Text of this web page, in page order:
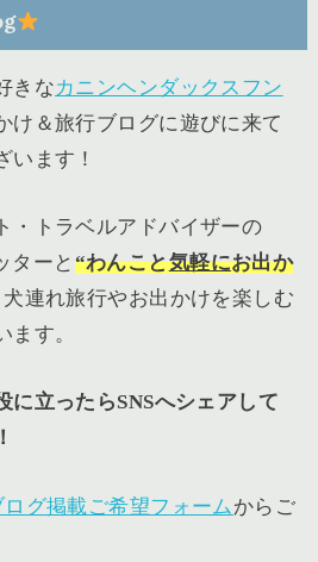
きなカニンヘンダックスフン
け＆旅行ブログに遊びに来て
います！
・トラベルアドバイザーの
ターと “わんこと気軽にお出か
連れ旅行やお出かけを楽しむ
ます。
に立ったらSNSへシェアして
ログ掲載ご希望フォーム からご